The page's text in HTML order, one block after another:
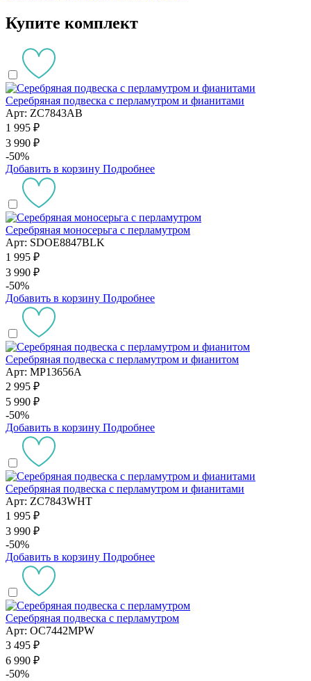
Купите комплект
Серебряная подвеска с перламутром и фианитами
Арт: ZC7843AB
1 995 ₽
3 990 ₽
-50%
Добавить в корзину Подробнее
Серебряная моносерьга с перламутром
Арт: SDOE8847BLK
1 995 ₽
3 990 ₽
-50%
Добавить в корзину Подробнее
Серебряная подвеска с перламутром и фианитом
Арт: MP13656A
2 995 ₽
5 990 ₽
-50%
Добавить в корзину Подробнее
Серебряная подвеска с перламутром и фианитами
Арт: ZC7843WHT
1 995 ₽
3 990 ₽
-50%
Добавить в корзину Подробнее
Серебряная подвеска с перламутром
Арт: OC7442MPW
3 495 ₽
6 990 ₽
-50%